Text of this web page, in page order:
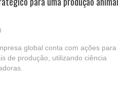
global conta com ações para
de produção, utilizando ciência